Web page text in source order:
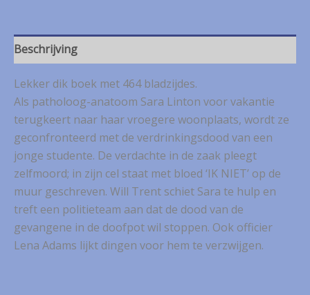
Beschrijving
Lekker dik boek met 464 bladzijdes.
Als patholoog-anatoom Sara Linton voor vakantie
terugkeert naar haar vroegere woonplaats, wordt ze
geconfronteerd met de verdrinkingsdood van een
jonge studente. De verdachte in de zaak pleegt
zelfmoord; in zijn cel staat met bloed ‘IK NIET’ op de
muur geschreven. Will Trent schiet Sara te hulp en
treft een politieteam aan dat de dood van de
gevangene in de doofpot wil stoppen. Ook officier
Lena Adams lijkt dingen voor hem te verzwijgen.